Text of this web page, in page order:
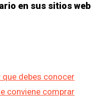
en sus sitios web
debes conocer
conviene comprar